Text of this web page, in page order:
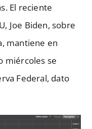
El reciente
Joe Biden, sobre
mantiene en
miércoles se
Federal, dato